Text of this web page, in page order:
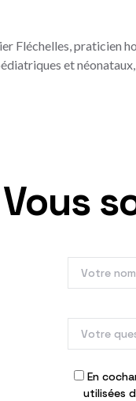
Fléchelles, praticien
et
Vous
En
utilisées